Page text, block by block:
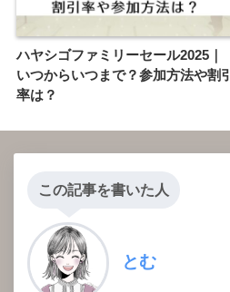
ハヤシゴファミリーセール2025｜
いつからいつまで？参加方法や割引
率は？
この記事を書いた人
とむ